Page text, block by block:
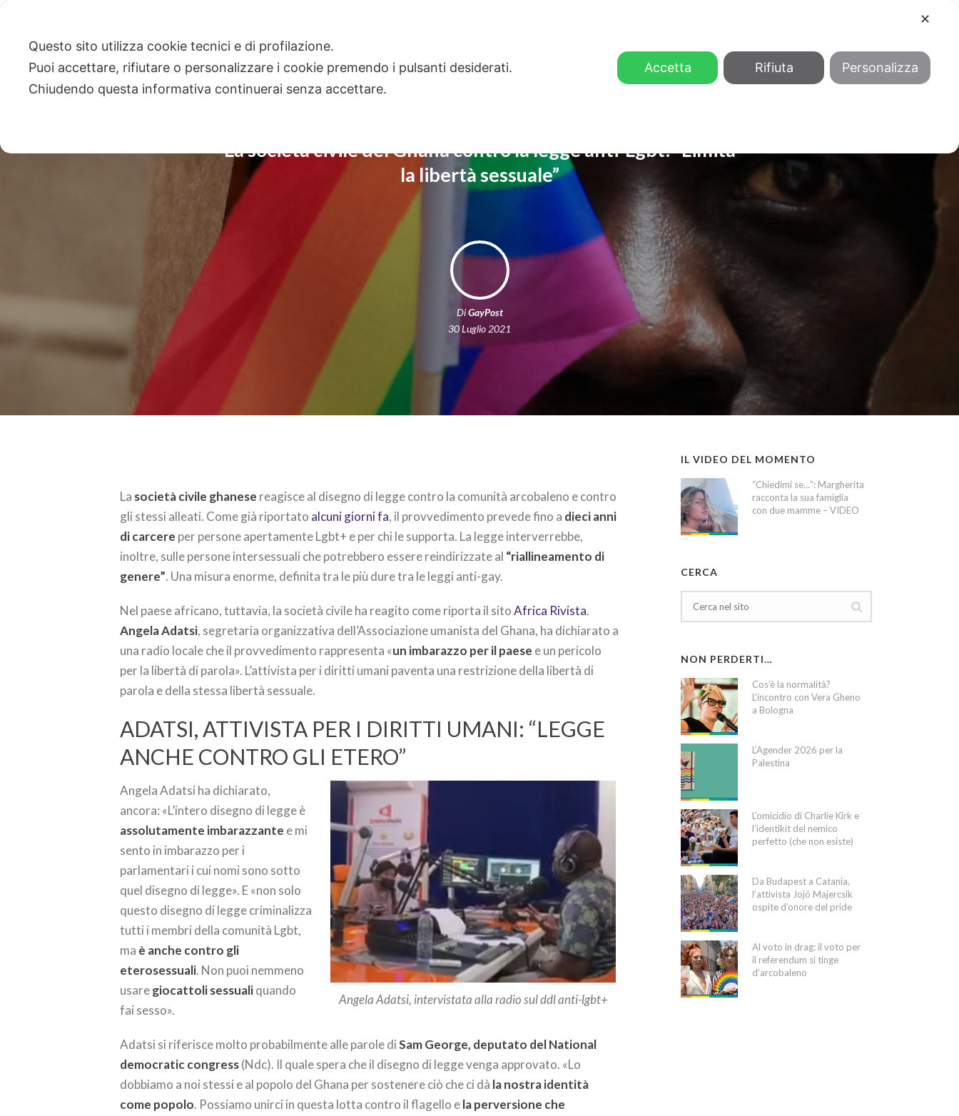
La società civile del Ghana contro la legge anti-Lgbt: “Limita
la libertà sessuale”
DiGayPost
30 Luglio 2021
La società civile ghanese reagisce al disegno di legge contro la comunità arcobaleno e contro
gli stessi alleati. Come già riportato alcuni giorni fa, il provvedimento prevede fino a dieci anni
di carcere per persone apertamente Lgbt+ e per chi le supporta. La legge interverrebbe,
inoltre, sulle persone intersessuali che potrebbero essere reindirizzate al “riallineamento di
genere”. Una misura enorme, definita tra le più dure tra le leggi anti-gay.
Nel paese africano, tuttavia, la società civile ha reagito come riporta il sitoAfrica Rivista.
Angela Adatsi, segretaria organizzativa dell’Associazione umanista del Ghana, ha dichiarato a
una radio locale che il provvedimento rappresenta «un imbarazzo per il paese e un pericolo
per la libertà di parola». L’attivista per i diritti umani paventa una restrizione della libertà di
parola e della stessa libertà sessuale.
ADATSI, ATTIVISTA PER I DIRITTI UMANI: “LEGGE
ANCHE CONTRO GLI ETERO”
Angela Adatsi, intervistata alla radio sul ddl anti-lgbt+
Angela Adatsi ha dichiarato,
ancora: «L’intero disegno di legge è
assolutamente imbarazzante e mi
sento in imbarazzo per i
parlamentari i cui nomi sono sotto
quel disegno di legge». E «non solo
questo disegno di legge criminalizza
tutti i membri della comunità Lgbt,
ma è anche contro gli
eterosessuali. Non puoi nemmeno
usaregiocattoli sessualiquando
fai sesso».
Adatsi si riferisce molto probabilmente alle parole diSam George, deputato del National
democratic congress(Ndc). Il quale spera che il disegno di legge venga approvato. «Lo
dobbiamo a noi stessi e al popolo del Ghana per sostenere ciò che ci dà la nostra identità
come popolo. Possiamo unirci in questa lotta contro il flagello ela perversione che
IL VIDEO DEL MOMENTO
“Chiedimi se…”: Margherita
racconta la sua famiglia
con due mamme – VIDEO
CERCA
NON PERDERTI…
Cos’è la normalità?
L’incontro con Vera Gheno
a Bologna
L’Agender 2026 per la
Palestina
L’omicidio di Charlie Kirk e
l’identikit del nemico
perfetto (che non esiste)
Da Budapest a Catania,
l’attivista Jojó Majercsik
ospite d’onore del pride
Al voto in drag: il voto per
il referendum si tinge
d’arcobaleno
✕
Questo sito utilizza cookie tecnici e di profilazione.
Puoi accettare, rifiutare o personalizzare i cookie premendo i pulsanti desiderati.
Chiudendo questa informativa continuerai senza accettare.
Accetta Rifiuta Personalizza